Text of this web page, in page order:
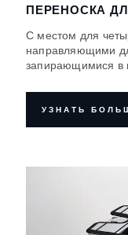
ПЕРЕНОСКА
С местом для
направляющими
запирающимися в
УЗНАТЬ